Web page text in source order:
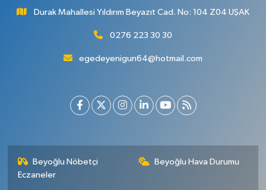
Durak Mahallesi Yıldırım Beyazıt Cad. No: 104 Z04 UŞAK
0276 223 30 30
egedeyenigun64@hotmail.com
Beyoğlu Nöbetçi
Eczaneler
Beyoğlu Hava Durumu